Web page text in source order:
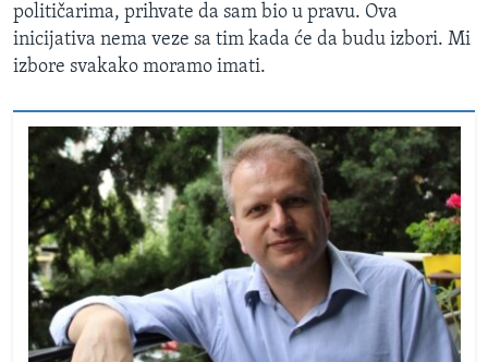
političarima, prihvate da sam bio u pravu. Ova
inicijativa nema veze sa tim kada će da budu izbori. Mi
izbore svakako moramo imati.